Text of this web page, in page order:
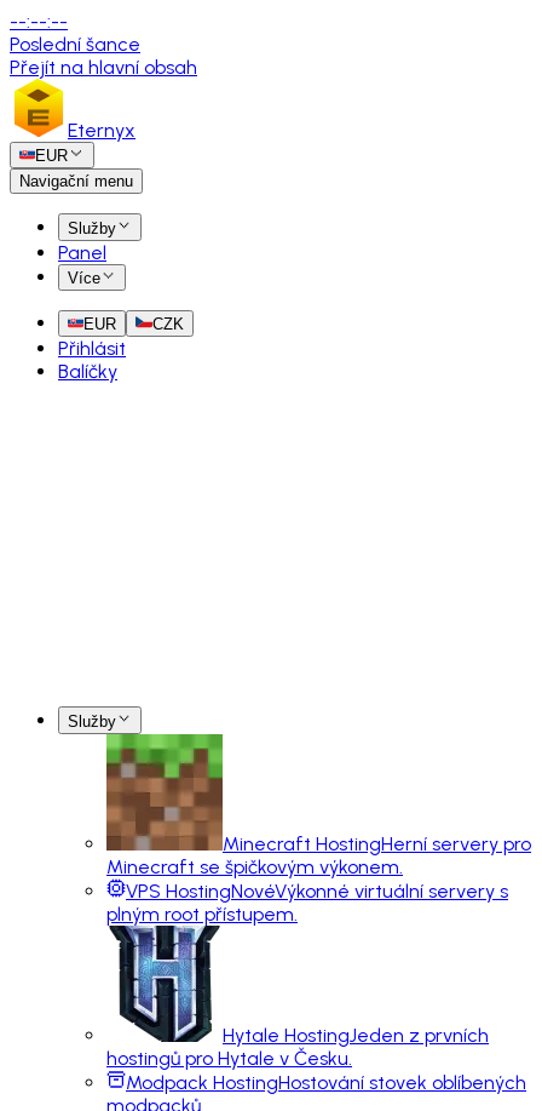
--:--:--
Poslední šance
Přejít na hlavní obsah
Eternyx
EUR
Navigační menu
Služby
Panel
Více
EUR CZK
Přihlásit
Balíčky
Služby
Minecraft HostingHerní servery pro
Minecraft se špičkovým výkonem.
VPS HostingNovéVýkonné virtuální servery s
plným root přístupem.
Hytale HostingJeden z prvních
hostingů pro Hytale v Česku.
Modpack HostingHostování stovek oblíbených
modpacků.